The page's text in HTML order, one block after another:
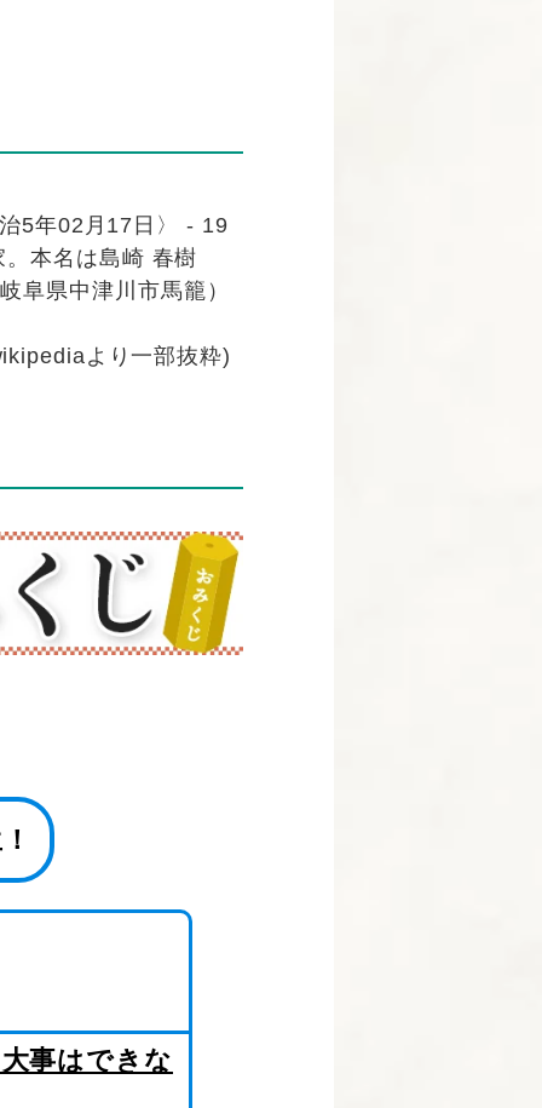
5年02月17日〉 - 19
本名は島崎 春樹
阜県中津川市馬籠）
より一部抜粋)
事はできな